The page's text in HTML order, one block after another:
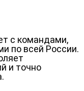
с командами,
по всей России.
и точно